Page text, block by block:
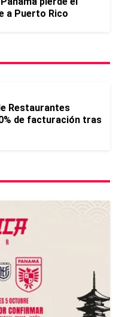
a Puerto Rico
Restaurantes
de facturación tras